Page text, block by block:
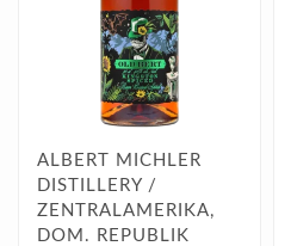
ALBERT MICHLER
DISTILLERY /
ZENTRALAMERIKA,
DOM. REPUBLIK